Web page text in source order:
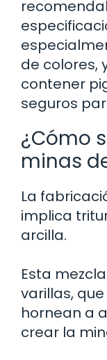
de colores,
contener
seguros
¿Cómo
minas
La
implica
arcilla.
Esta
varillas,
hornean a
crear la